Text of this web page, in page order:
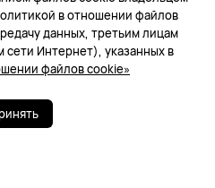
в отношении файлов
данных, третьим лицам
сети Интернет), указанных в
файлов cookie»
Все права защищены.